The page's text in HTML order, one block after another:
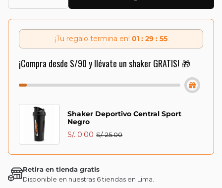
¡Tu regalo termina en! 01 : 29 : 54
¡Compra desde S/90 y llévate un shaker GRATIS! 🎁
Shaker Deportivo Central Sport
Negro
S/. 0.00 S/. 25.00
Retira en tienda gratis
Disponible en nuestras 6 tiendas en Lima.